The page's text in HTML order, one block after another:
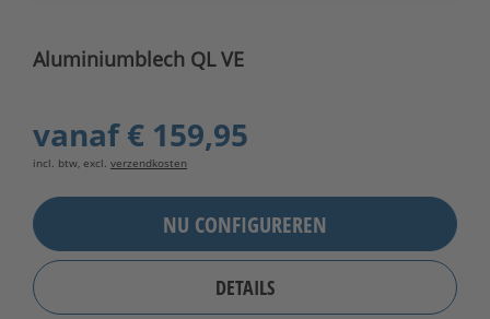
Aluminiumblech QL VE
vanaf€ 159,95
incl. btw, excl. verzendkosten
NU CONFIGUREREN
DETAILS